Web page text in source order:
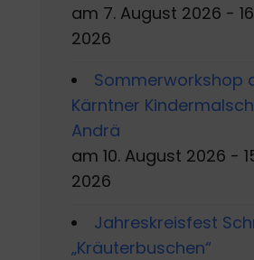
am 7. August 2026 -
2026
Sommerworkshop
Kärntner
Andrä
am 10. August 2026 -
2026
Jahreskreisfest
„Kräuterbuschen“